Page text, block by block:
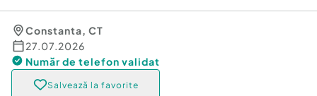
Constanta, CT
27.07.2026
Număr de telefon validat
Salvează la favorite